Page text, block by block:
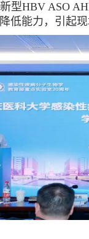
型HBV ASO
低能力，引起现